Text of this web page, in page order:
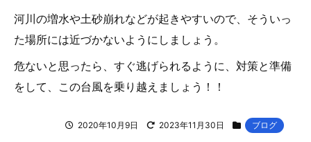
河川の増水や土砂崩れなどが起きやすいので、そういっ
た場所には近づかないようにしましょう。
危ないと思ったら、すぐ逃げられるように、対策と準備
をして、この台風を乗り越えましょう！！
2020年10月9日 2023年11月30日 ブログ